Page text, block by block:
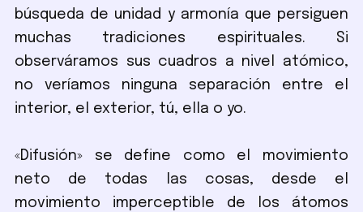
búsqueda de unidad y armonía que persiguen
muchas tradiciones espirituales. Si
observáramos sus cuadros a nivel atómico,
no veríamos ninguna separación entre el
interior, el exterior, tú, ella o yo.
«Difusión» se define como el movimiento
neto de todas las cosas, desde el
movimiento imperceptible de los átomos